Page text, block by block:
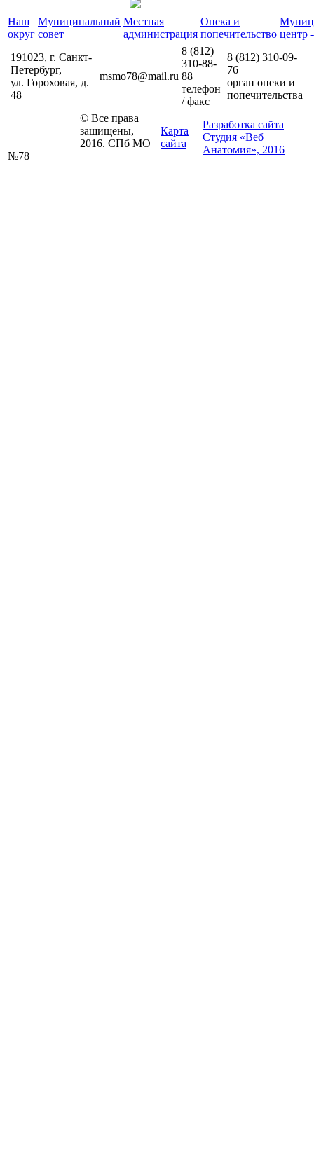
Наш
округ
Муниципальный
совет
Местная
администрация
Опека и
попечительство центр
191023, г. Санкт-
Петербург,
ул. Гороховая, д.
48
msmo78@mail.ru
8 (812)
310-88-
88
телефон
/ факс
8 (812) 310-09-
76
орган опеки и
попечительства
© Все права
защищены,
2016. СПб МО
№78
Карта
сайта
Разработка сайта
Студия «Веб
Анатомия», 2016